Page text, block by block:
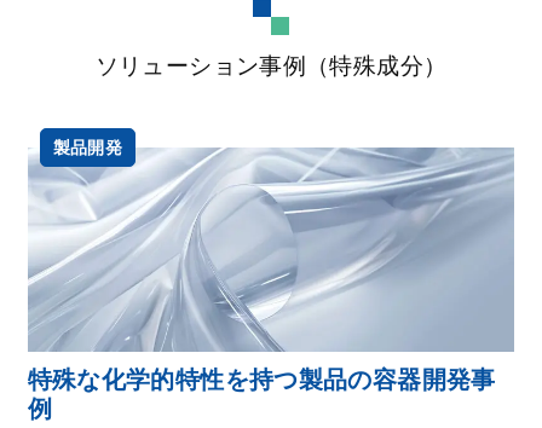
ソリューション事例（特殊成分）
製品開発
特殊な化学的特性を持つ製品の容器開発事
例